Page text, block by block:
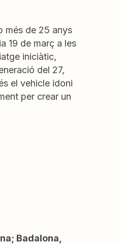
més de 25 anys
19 de març a les
iniciàtic,
del 27,
el vehicle idoni
per crear un
Badalona,